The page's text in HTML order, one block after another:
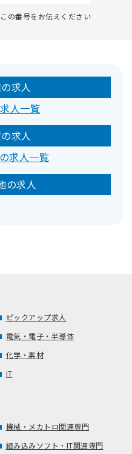
の番号をお伝えください
求人
人一覧
求人
求人一覧
の求人
ピックアップ求人
電気・電子・半導体
化学・素材
IT
機械・メカトロ関連専門
組み込みソフト・IT関連専門